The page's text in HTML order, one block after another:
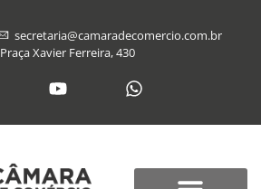
secretaria@​camaradecomercio.com.br
Praça Xavier Ferreira, 430